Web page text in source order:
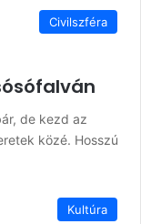
Civilszféra
de kezd az
közé. Hosszú
Kultúra